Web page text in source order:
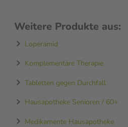
Weitere Produkte aus:
Loperamid
Komplementäre Therapie
Tabletten gegen Durchfall
Hausapotheke Senioren / 60+
Medikamente Hausapotheke